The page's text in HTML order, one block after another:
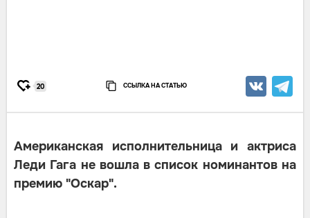
20 ССЫЛКА НА СТАТЬЮ
Американская исполнительница и актриса
Леди Гага не вошла в список номинантов на
премию "Оскар".